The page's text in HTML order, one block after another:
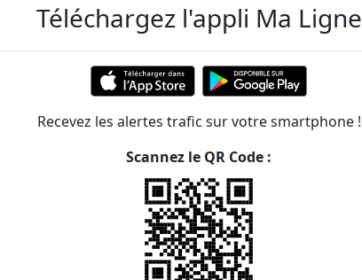
/ Voltaire / Arthur
transilien situées à moins de 1km de la gare
Téléchargez l'appli Ma Ligne
Recevez les alertes trafic sur votre smartphone !
Scannez le QR Code :